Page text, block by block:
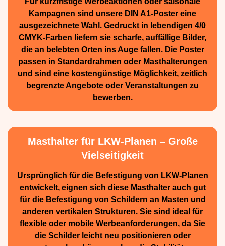
Kampagnen sind unsere DIN A1-Poster eine
ausge­zeichnete Wahl. Gedruckt in lebendigen 4/0
CMYK-Farben liefern sie scharfe, auffällige Bilder,
die an belebten Orten ins Auge fallen. Die Poster
passen in Standardrahmen oder Masthalterungen
und sind eine kostengünstige Möglichkeit, zeitlich
begrenzte Angebote oder Veranstaltungen zu
bewerben.
Masthalter für LKW-Planen – Große
Vielseitigkeit
Ursprünglich für die Be­festigung von LKW-Planen
entwickelt, eignen sich diese Masthalter auch gut
für die Befestigung von Schildern an Masten und
anderen vertikalen Strukturen. Sie sind ideal für
flexible oder mobile Werbean­forderungen, da Sie
die Schilder leicht neu positio­nieren oder